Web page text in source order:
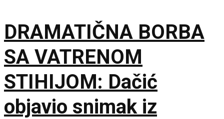
DRAMATIČNA BORBA
SA VATRENOM
STIHIJOM: Dačić
objavio snimak iz